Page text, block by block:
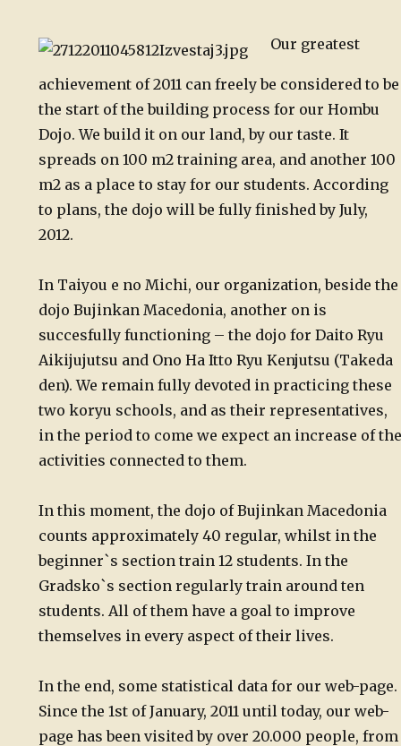
Our greatest
achievement of 2011 can freely be considered to be
the start of the building process for our Hombu
Dojo. We build it on our land, by our taste. It
spreads on 100 m2 training area, and another 100
m2 as a place to stay for our students. According
to plans, the dojo will be fully finished by July,
2012.
In Taiyou e no Michi, our organization, beside the
dojo Bujinkan Macedonia, another on is
succesfully functioning – the dojo for Daito Ryu
Aikijujutsu and Ono Ha Itto Ryu Kenjutsu (Takeda
den). We remain fully devoted in practicing these
two koryu schools, and as their representatives,
in the period to come we expect an increase of the
activities connected to them.
In this moment, the dojo of Bujinkan Macedonia
counts approximately 40 regular, whilst in the
beginner`s section train 12 students. In the
Gradsko`s section regularly train around ten
students. All of them have a goal to improve
themselves in every aspect of their lives.
In the end, some statistical data for our web-page.
Since the 1st of January, 2011 until today, our web-
page has been visited by over 20.000 people, from